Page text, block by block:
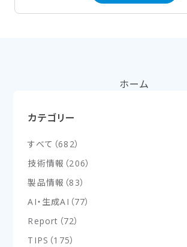
ホーム
カテゴリー
すべて （682）
技術情報 （206）
製品情報 （83）
AI・生成AI （77）
Report （72）
TIPS （175）